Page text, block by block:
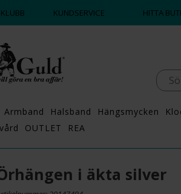
DAGS ATT
KUNDSERVICE HITTA
Armband Halsband Hängsmycken
OUTLET REA
i äkta silver